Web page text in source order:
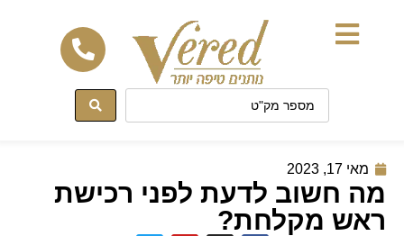
מאי 17, 2023
מה חשוב לדעת לפני רכישת
ראש מקלחת?